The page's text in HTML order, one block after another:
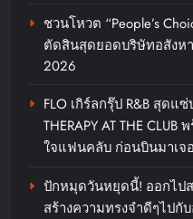
เสียวห
เนรมิตทุ
ส่วนลด
และบริก
แล้ววันนี้
ชวนโหวต “People’s
ตัดสินสุดยอดบริษัทอสังห
2026
FLO เกิร์ลกรุ๊ป R&B สุด
THERAPY AT THE
ใจแฟนคลับ ก่อนบินมาเ
ปักหมุดวันหยุดนี้! ออกไปส
สร้างความทรงจำดีๆไป